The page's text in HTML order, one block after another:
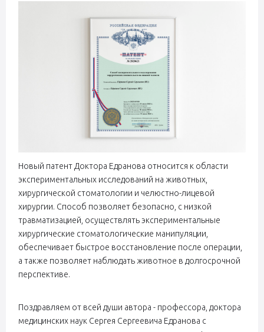
Новый патент Доктора Едранова относится к области
экспериментальных исследований на животных,
хирургической стоматологии и челюстно-лицевой
хирургии. Способ позволяет безопасно, с низкой
травматизацией, осуществлять экспериментальные
хирургические стоматологические манипуляции,
обеспечивает быстрое восстановление после операции,
а также позволяет наблюдать животное в долгосрочной
перспективе.
Поздравляем от всей души автора - профессора, доктора
медицинских наук Сергея Сергеевича Едранова с